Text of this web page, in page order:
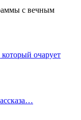
с вечным
очарует